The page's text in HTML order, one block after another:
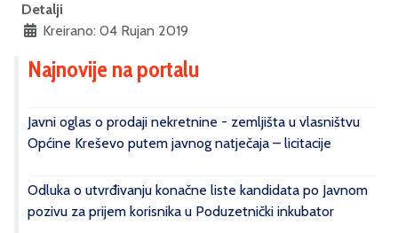
Detalji
Kreirano: 04 Rujan 2019
Najnovije na portalu
Javni oglas o prodaji nekretnine - zemljišta u vlasništvu
Općine Kreševo putem javnog natječaja – licitacije
Odluka o utvrđivanju konačne liste kandidata po Javnom
pozivu za prijem korisnika u Poduzetnički inkubator